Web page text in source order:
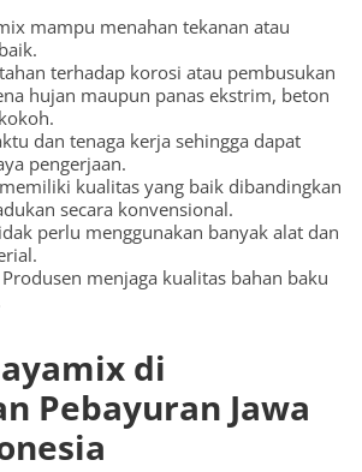
mampu menahan tekanan atau
terhadap korosi atau pembusukan
hujan maupun panas ekstrim, beton
dan tenaga kerja sehingga dapat
pengerjaan.
kualitas yang baik dibandingkan
secara konvensional.
perlu menggunakan banyak alat dan
menjaga kualitas bahan baku
di
Pebayuran Jawa